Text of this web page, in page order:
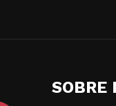
SOBRE